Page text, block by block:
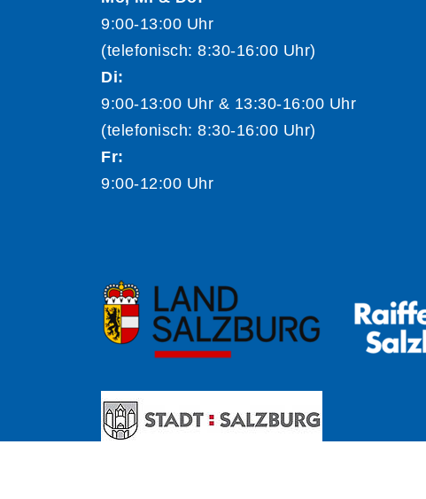
9:00-13:00 Uhr
(telefonisch: 8:30-16:00 Uhr)
Di:
9:00-13:00 Uhr & 13:30-16:00 Uhr
(telefonisch: 8:30-16:00 Uhr)
Fr:
9:00-12:00 Uhr